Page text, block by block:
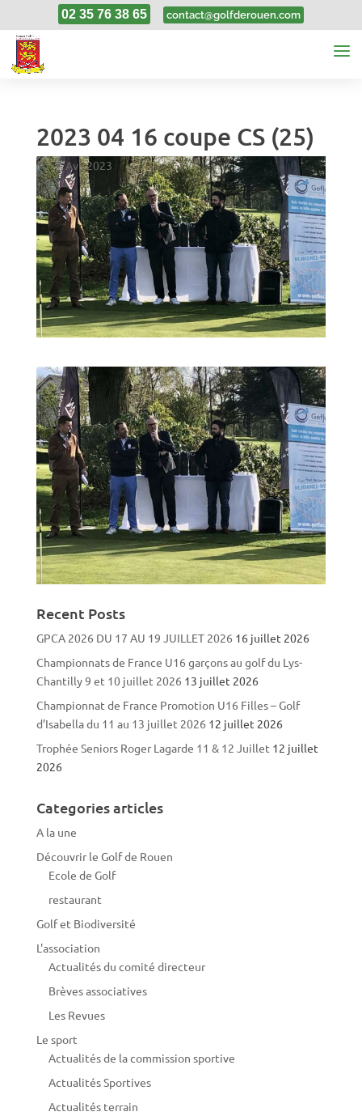
02 35 76 38 65 contact@golfderouen.com
2023 04 16 coupe CS (25)
17, Avr, 2023
Recent Posts
GPCA 2026 DU 17 AU 19 JUILLET 2026 16 juillet 2026
Championnats de France U16 garçons au golf du Lys-
Chantilly 9 et 10 juillet 2026 13 juillet 2026
Championnat de France Promotion U16 Filles – Golf
d’Isabella du 11 au 13 juillet 2026 12 juillet 2026
Trophée Seniors Roger Lagarde 11 & 12 Juillet 12 juillet
2026
Categories articles
A la une
Découvrir le Golf de Rouen
Ecole de Golf
restaurant
Golf et Biodiversité
L'association
Actualités du comité directeur
Brèves associatives
Les Revues
Le sport
Actualités de la commission sportive
Actualités Sportives
Actualités terrain